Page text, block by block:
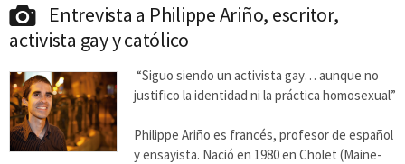
Entrevista a Philippe Ariño, escritor,
activista gay y católico
“Siguo siendo un activista gay… aunque no
justifico la identidad ni la práctica homosexual”
Philippe Ariño es francés, profesor de español
y ensayista. Nació en 1980 en Cholet (Maine-